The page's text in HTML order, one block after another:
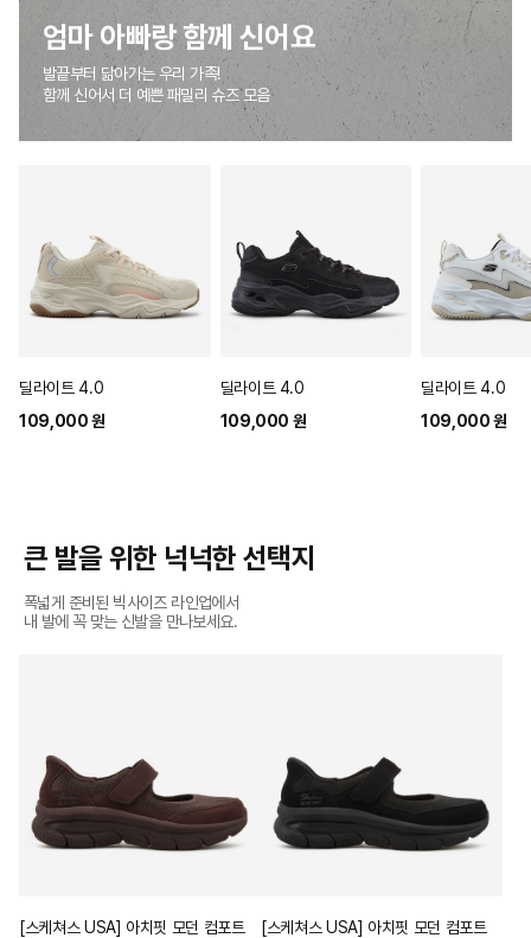
엄마 아빠랑 함께 신어요​
발끝부터 닮아가는 우리 가족​!
함께 신어서 더 예쁜 패밀리 슈즈 모음​
딜라이트 4.0
109,000 원
딜라이트 4.0
109,000 원
딜라이트 4.0
109,000 원
큰 발을 위한 넉넉한 선택지​
폭넓게 준비된 빅사이즈 라인업에서​
내 발에 꼭 맞는 신발을 만나보세요.​
[스케쳐스 USA] 아치핏 모던 컴포트
[스케쳐스 USA] 아치핏 모던 컴포트